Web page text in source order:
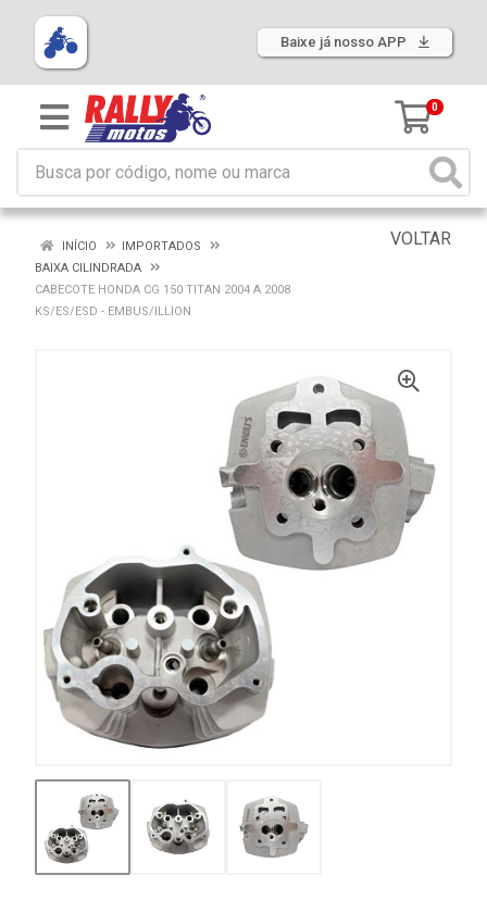
Baixe já nosso APP
0
VOLTAR
INÍCIO
IMPORTADOS
BAIXA CILINDRADA
CABECOTE HONDA CG 150 TITAN 2004 A 2008
KS/ES/ESD - EMBUS/ILLION